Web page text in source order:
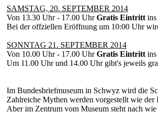
SAMSTAG, 20. SEPTEMBER 2014
Von 13.30 Uhr - 17.00 UhrGratis Eintritt
Bei der offziellen Eröffnung um 10:00 Uhr
SONNTAG 21. SEPTEMBER 2014
Von 10.00 Uhr - 17.00 UhrGratis Eintritt ins
Um 11.00 Uhr und 14.00 Uhr gibt's jeweils
Im Bundesbriefmuseum in Schwyz wird die
Zahlreiche Mythen werden vorgestellt wie
Aber im Zentrum vom Museum steht nach